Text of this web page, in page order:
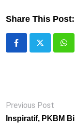
Share This Post:
Previous Post
Inspiratif, PKBM